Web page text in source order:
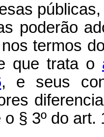
poderão
termos
que trata o
, e seus
o § 3º do